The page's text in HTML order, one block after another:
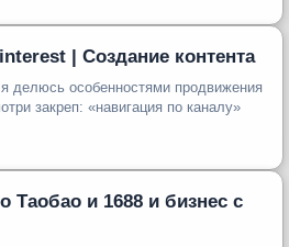
| Создание контента
делюсь особенностями продвижения
закреп: «навигация по каналу»
Таобао и 1688 и бизнес с